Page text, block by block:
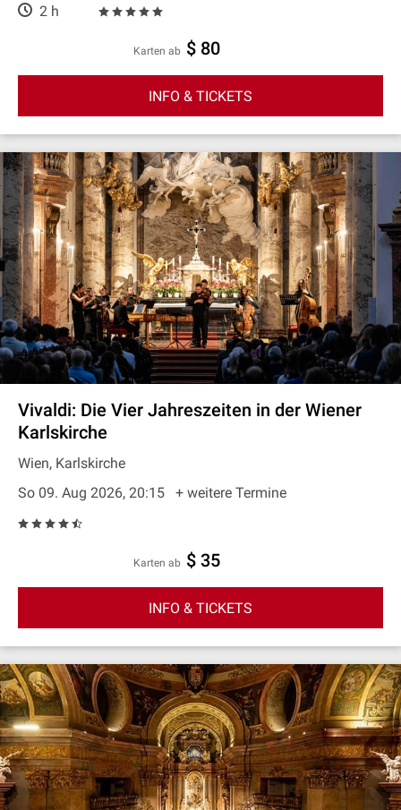
2 h
Karten ab $ 80
INFO & TICKETS
Vivaldi: Die Vier Jahreszeiten in der Wiener
Karlskirche
Wien, Karlskirche
So 09. Aug 2026, 20:15
+ weitere Termine
Karten ab $ 35
INFO & TICKETS